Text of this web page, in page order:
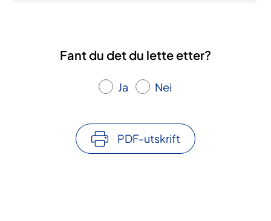
Fant du det du lette etter?
Ja Nei
PDF-utskrift